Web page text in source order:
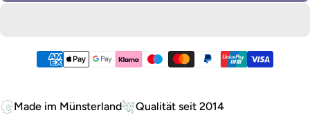
Zahlungsmethoden
Made im Münsterland
Qualität seit 2014